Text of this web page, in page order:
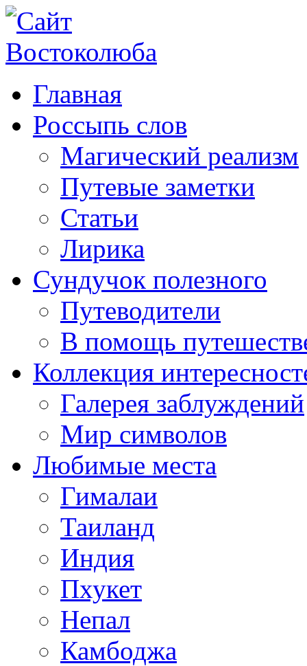
Главная
Россыпь слов
Магический реализм
Путевые заметки
Статьи
Лирика
Сундучок полезного
Путеводители
В помощь
Коллекция
Галерея заблуждений
Мир символов
Любимые места
Гималаи
Таиланд
Индия
Пхукет
Непал
Камбоджа